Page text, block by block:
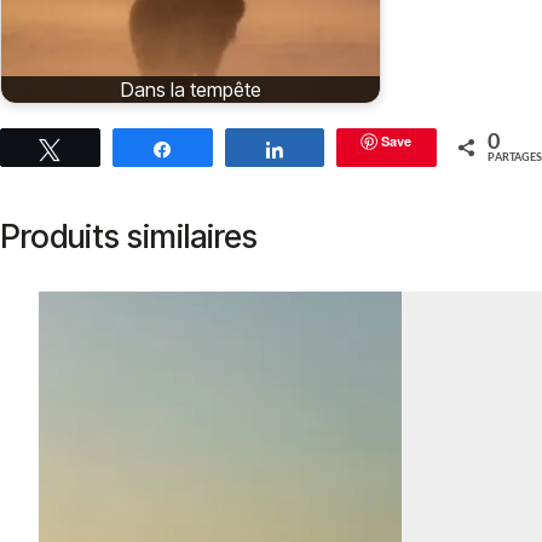
Dans la tempête
Partagez Save 0
PARTAGES
Produits similaires